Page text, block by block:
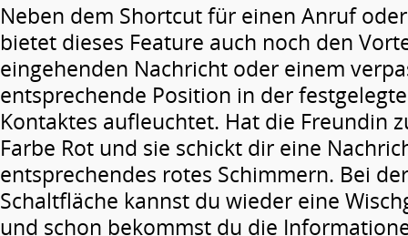
Neben dem Shortcut für einen Anruf
bietet dieses Feature auch noch den
eingehenden Nachricht oder einem
entsprechende Position in der
Kontaktes aufleuchtet. Hat die Freundin
Farbe Rot und sie schickt dir eine
entsprechendes rotes Schimmern. Bei
Schaltfläche kannst du wieder eine
und schon bekommst du die